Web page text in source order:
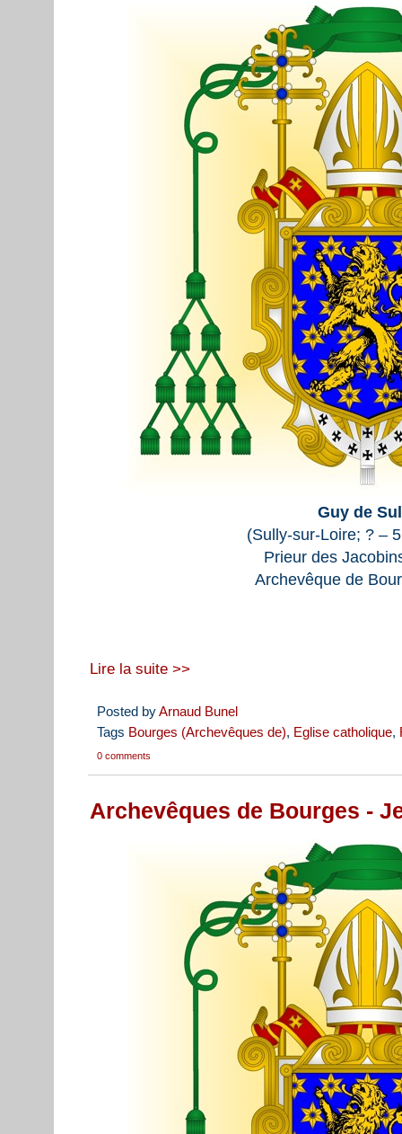
Guy de
(Sully-sur-Loire; ? –
Prieur des
Archevêque de
Lire la suite >>
Posted byArnaud Bunel
Tags Bourges (Archevêques de), Eglise catholique,
0 comments
Archevêques de Bourges -